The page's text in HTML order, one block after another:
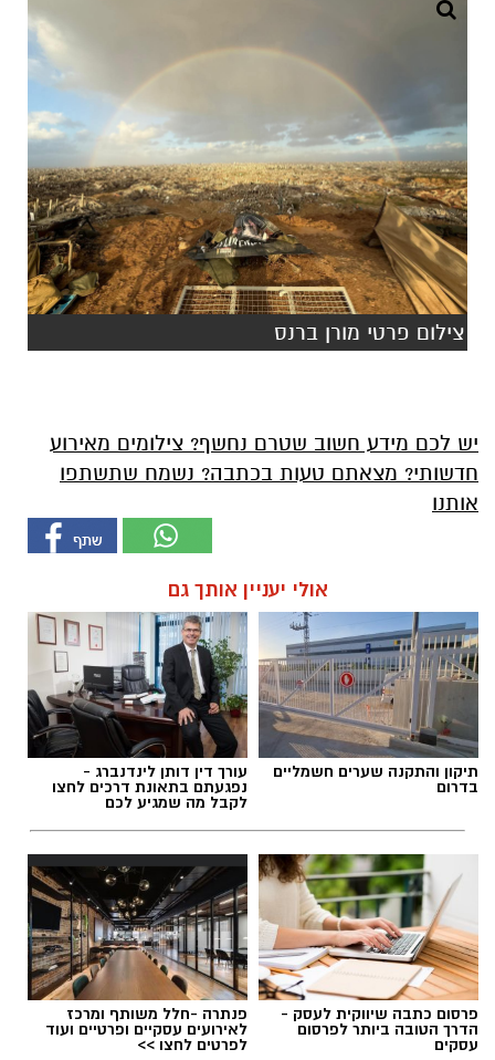
צילום פרטי מורן ברנס
יש לכם מידע חשוב שטרם נחשף? צילומים מאירוע
חדשותי? מצאתם טעות בכתבה? נשמח שתשתפו
אותנו
אולי יעניין אותך גם
תיקון והתקנה שערים חשמליים
בדרום
עורך דין דותן לינדנברג -
נפגעתם בתאונת דרכים לחצו
לקבל מה שמגיע לכם
פרסום כתבה שיווקית לעסק -
הדרך הטובה ביותר לפרסום
עסקים
פנתרה -חלל משותף ומרכז
לאירועים עסקיים ופרטיים ועוד
לפרטים לחצו >>